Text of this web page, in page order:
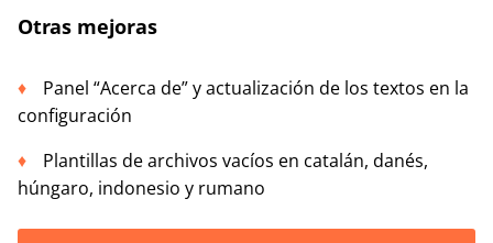
Otras mejoras
Panel “Acerca de” y actualización de los textos en la
configuración
Plantillas de archivos vacíos en catalán, danés,
húngaro, indonesio y rumano